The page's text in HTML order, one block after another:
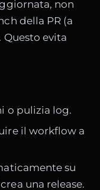
non
della PR (a
Questo evita
o pulizia log.
il workflow a
su
una release.